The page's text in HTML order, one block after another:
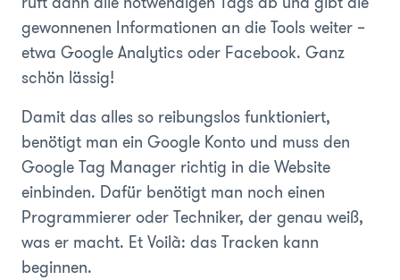
gewonnenen Informationen an die Tools weiter –
etwa Google Analytics oder Facebook. Ganz
schön lässig!
Damit das alles so reibungslos funktioniert,
benötigt man ein Google Konto und muss den
Google Tag Manager richtig in die Website
einbinden. Dafür benötigt man noch einen
Programmierer oder Techniker, der genau weiß,
was er macht. Et Voilà: das Tracken kann
beginnen.